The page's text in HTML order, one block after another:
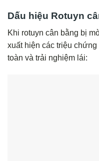
Dấu hiệu Rotuyn
Khi rotuyn cân bằng bị
xuất hiện các triệu
toàn và trải nghiệm lái: